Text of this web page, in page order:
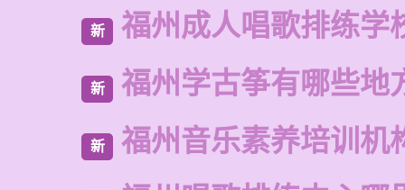
新 福州成人唱歌排练学
新 福州学古筝有哪些地
新 福州音乐素养培训机